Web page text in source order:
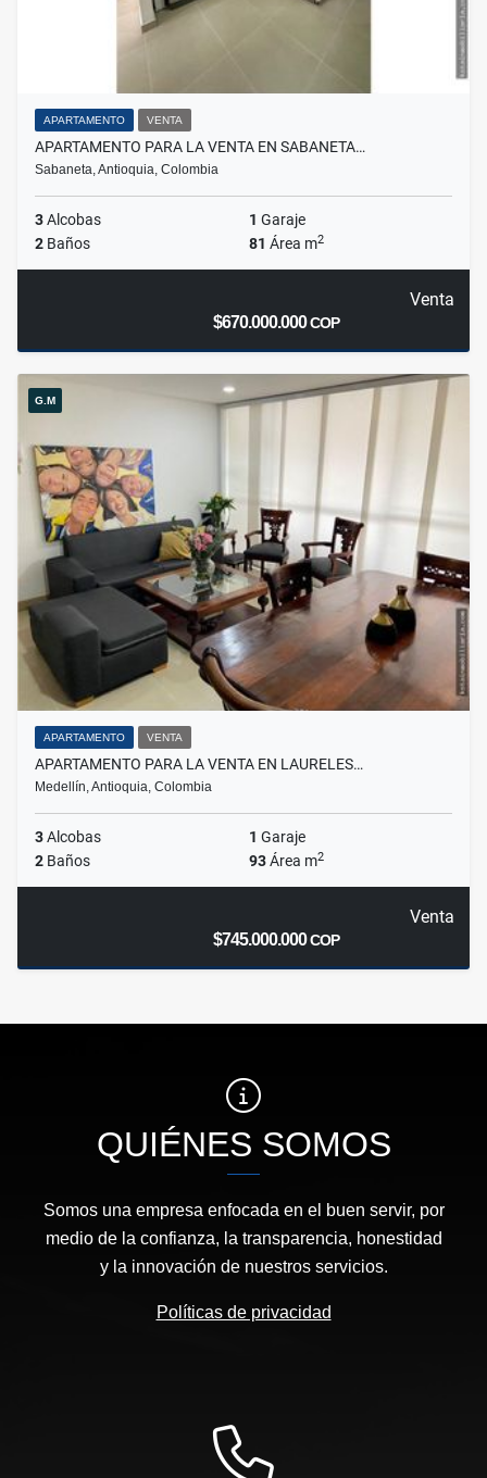
APARTAMENTO VENTA
APARTAMENTO PARA LA VENTA EN SABANETA…
Sabaneta, Antioquia, Colombia
3Alcobas 1 Garaje
2 Baños 81 Área m2
Venta
$670.000.000COP
G.M
APARTAMENTO VENTA
APARTAMENTO PARA LA VENTA EN LAURELES…
Medellín, Antioquia, Colombia
3Alcobas 1 Garaje
2 Baños 93Área m2
Venta
$745.000.000COP
QUIÉNES SOMOS
Somos una empresa enfocada en el buen servir, por
medio de la confianza, la transparencia, honestidad
y la innovación de nuestros servicios.
Políticas de privacidad